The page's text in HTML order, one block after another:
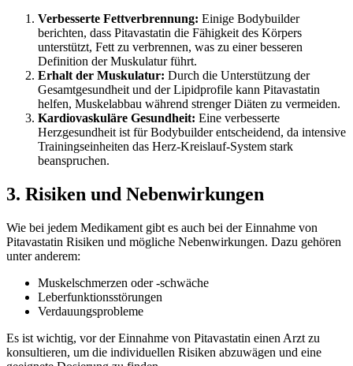
Verbesserte Fettverbrennung: Einige Bodybuilder
berichten, dass Pitavastatin die Fähigkeit des Körpers
unterstützt, Fett zu verbrennen, was zu einer besseren
Definition der Muskulatur führt.
Erhalt der Muskulatur: Durch die Unterstützung der
Gesamtgesundheit und der Lipidprofile kann Pitavastatin
helfen, Muskelabbau während strenger Diäten zu vermeiden.
Kardiovaskuläre Gesundheit: Eine verbesserte
Herzgesundheit ist für Bodybuilder entscheidend, da intensive
Trainingseinheiten das Herz-Kreislauf-System stark
beanspruchen.
3. Risiken und Nebenwirkungen
Wie bei jedem Medikament gibt es auch bei der Einnahme von
Pitavastatin Risiken und mögliche Nebenwirkungen. Dazu gehören
unter anderem:
Muskelschmerzen oder -schwäche
Leberfunktionsstörungen
Verdauungsprobleme
Es ist wichtig, vor der Einnahme von Pitavastatin einen Arzt zu
konsultieren, um die individuellen Risiken abzuwägen und eine